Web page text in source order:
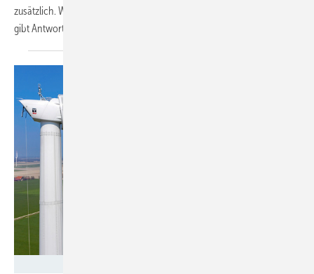
zusätzlich. Was tun mit ausgeförderten Anlagen? Projekt Rückenwind
gibtAntworten.